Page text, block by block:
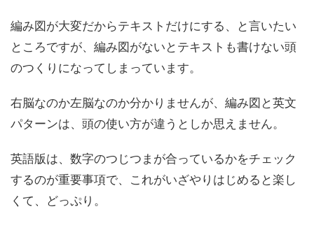
編み図が大変だからテキストだけにする、と言いたい
ところですが、編み図がないとテキストも書けない頭
のつくりになってしまっています。
右脳なのか左脳なのか分かりませんが、編み図と英文
パターンは、頭の使い方が違うとしか思えません。
英語版は、数字のつじつまが合っているかをチェック
するのが重要事項で、これがいざやりはじめると楽し
くて、どっぷり。